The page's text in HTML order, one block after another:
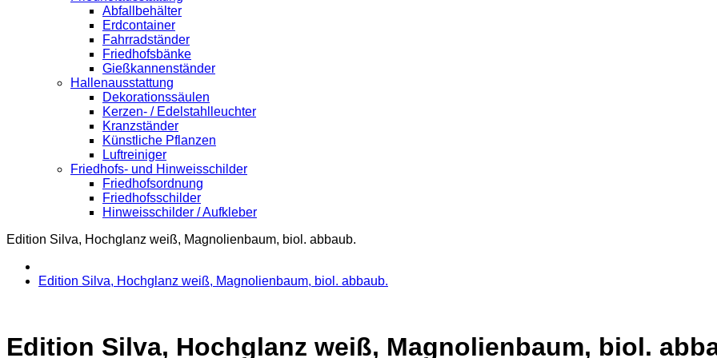
Abfallbehälter
Erdcontainer
Fahrradständer
Friedhofsbänke
Gießkannenständer
Hallenausstattung
Dekorationssäulen
Kerzen- / Edelstahlleuchter
Kranzständer
Künstliche Pflanzen
Luftreiniger
Friedhofs- und Hinweisschilder
Friedhofsordnung
Friedhofsschilder
Hinweisschilder / Aufkleber
Edition Silva, Hochglanz weiß, Magnolienbaum, biol. abbaub.
Edition Silva, Hochglanz weiß, Magnolienbaum, biol. abbaub.
Edition Silva, Hochglanz weiß, Magnolienbaum, biol.